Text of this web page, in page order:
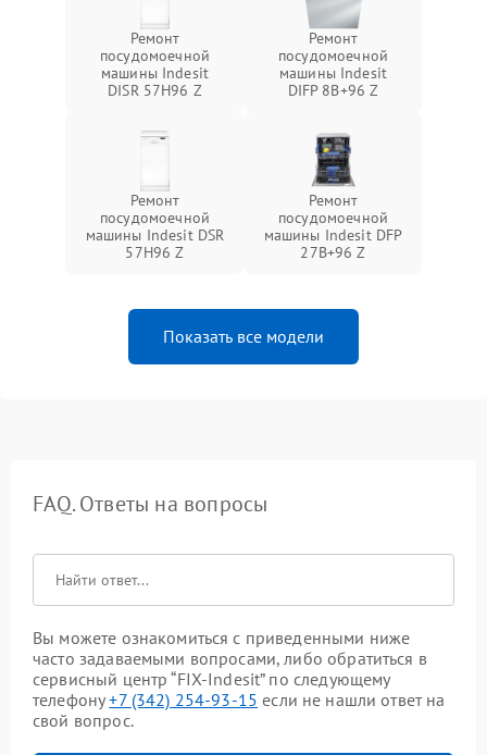
Ремонт
посудомоечной
машины Indesit
DISR 57H96 Z
Ремонт
посудомоечной
машины Indesit
DIFP 8B+96 Z
Ремонт
посудомоечной
машины Indesit DSR
57H96 Z
Ремонт
посудомоечной
машины Indesit DFP
27B+96 Z
Показать все модели
FAQ. Ответы на вопросы
Вы можете ознакомиться с приведенными ниже
часто задаваемыми вопросами, либо обратиться в
сервисный центр “FIX-Indesit” по следующему
телефону+7 (342) 254-93-15 если не нашли ответ на
свой вопрос.